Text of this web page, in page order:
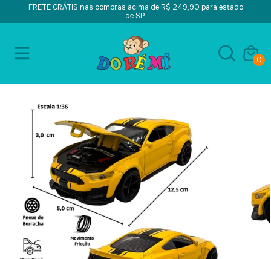
FRETE GRÁTIS nas compras acima de R$ 249,90 para estado
de SP.
0